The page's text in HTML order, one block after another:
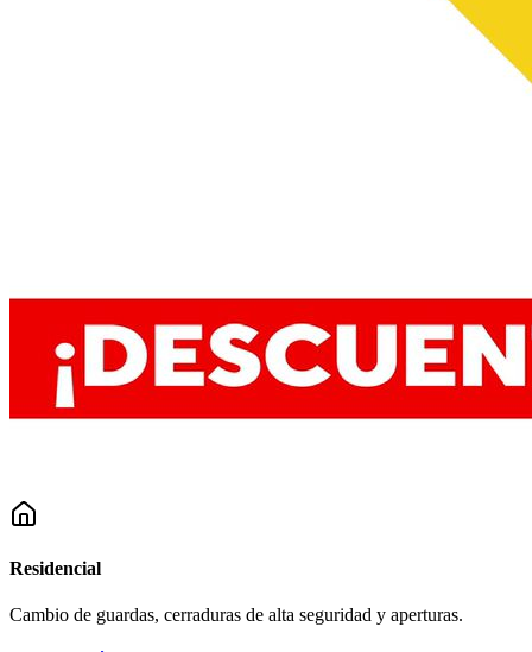
Residencial
Cambio de guardas, cerraduras de alta seguridad y aperturas.